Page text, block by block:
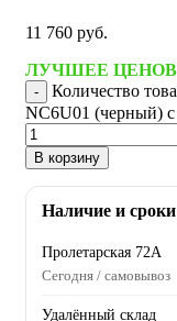
11 760 руб.
ЛУЧШЕЕ
Количество
NC6U01 (черный) с
В корзину
Наличие и
Пролетарская 72А
Сегодня / самовывоз
Удалённый склад